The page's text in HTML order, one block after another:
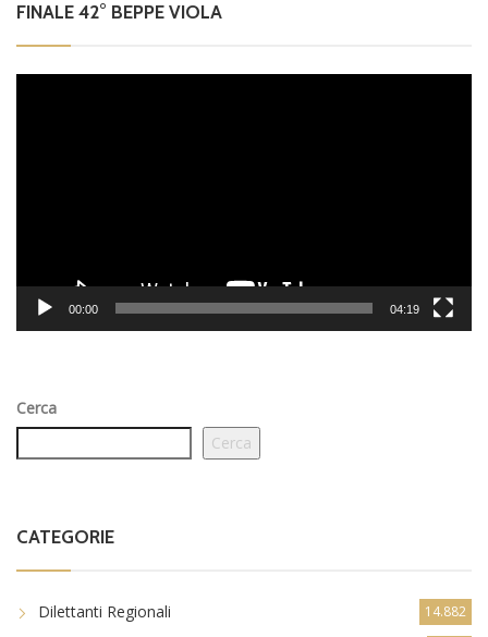
FINALE 42° BEPPE VIOLA
00:00 04:19
Cerca
Cerca
CATEGORIE
Dilettanti Regionali 14.882